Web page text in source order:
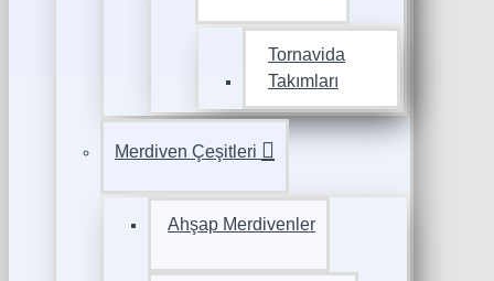
Tornavida
Takımları
Merdiven Çeşitleri
Ahşap Merdivenler